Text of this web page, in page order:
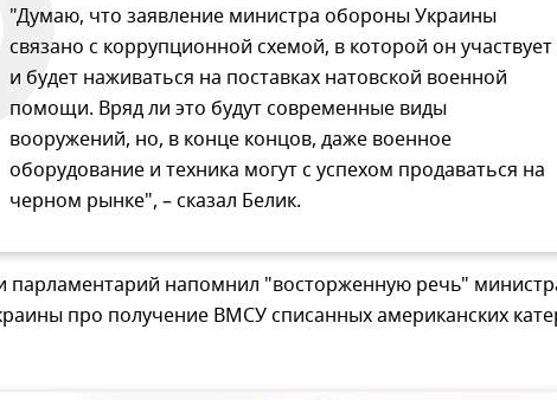
"Думаю, что заявление министра обороны Украины
связано с коррупционной схемой, в которой он участвует
и будет наживаться на поставках натовской военной
помощи. Вряд ли это будут современные виды
вооружений, но, в конце концов, даже военное
оборудование и техника могут с успехом продаваться на
черном рынке", – сказал Белик.
парламентарий напомнил "восторженную речь"
про получение ВМСУ списанных американских